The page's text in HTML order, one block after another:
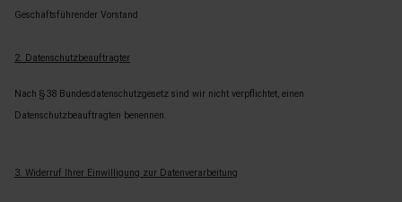
Geschäftsführender Vorstand
2. Datenschutzbeauftragter
Nach §38 Bundesdatenschutzgesetz sind wir nicht verpflichtet, einen
Datenschutzbeauftragten benennen.
3. Widerruf Ihrer Einwilligung zur Datenverarbeitung